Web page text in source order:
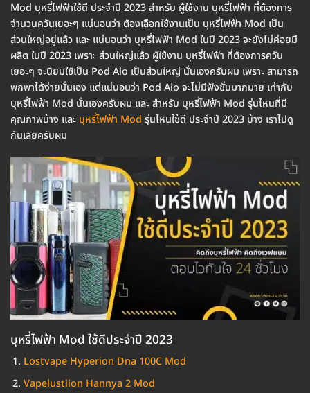
Mod บุหรี่ไฟฟ้าใช้ดี ประจำปี 2023 สำหรับ ผู้ใช้งาน บุหรี่ไฟฟ้า ที่ต้องการ
จำนวนควันเยอะๆ แน่นอนว่า ต้องเลือกใช้งานเป็น บุหรี่ไฟฟ้า Mod เป็น
ส่วนใหญ่อยู่แล้ว และ แน่นอนว่า บุหรี่ไฟฟ้า Mod ในปี 2023 จะยังไม่ค่อยมี
ผลิต ในปี 2023 เพราะ ส่วนใหญ่แล้ว ผู้ใช้งาน บุหรี่ไฟฟ้า ที่ต้องการควัน
เยอะๆ จะนิยมใช้เป็น Pod Aio เป็นส่วนใหญ่ นั่นเองครับผม เพราะ สามารถ
พกพาได้ง่ายนั่นเอง แต่แน่นอนว่า Pod Aio จะไม่มีฟังชั่นมากมาย เท่ากับ
บุหรี่ไฟฟ้า Mod นั่นเองครับผม และ สำหรับ บุหรี่ไฟฟ้า Mod รุ่นไหนที่มี
คุณภาพบ้าง และ บุหรี่ไฟฟ้า Mod รุ่นไหนใช้ดี ประจำปี 2023 บ้าง เราไปดู
กันเลยครับผม
บุหรี่ไฟฟ้า Mod ใช้ดีประจำปี 2023
Lostvape Hyperion Dna 100C Mod
Vapelustiion Hannya 2 Mod